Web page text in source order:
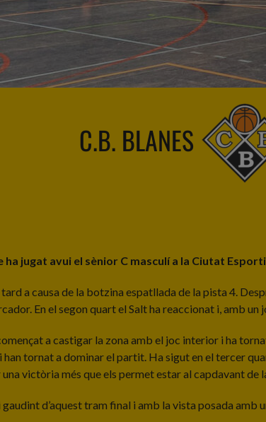
C.B. BLANES
jugat avui el sènior C masculí a la Ciutat
a causa de la botzina espatllada de la pista 4.
En el segon quart el Salt ha reaccionat i, amb
a castigar la zona amb el joc interior i ha
tornat a dominar el partit. Ha sigut en el tercer
victòria més que els permet estar al capdavant de
d’aquest tram final i amb la vista posada amb